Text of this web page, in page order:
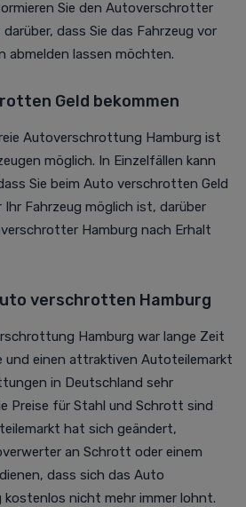
Sie den Autoverschrotter
dass Sie das Fahrzeug vor
abmelden lassen möchten.
Geld bekommen
Autoverschrottung Hamburg ist
möglich. In Einzelfällen kann
Sie beim Auto verschrotten Geld
Ihr Fahrzeug möglich ist, darüber
Hamburg nach Erhalt
verschrotten Hamburg
Hamburg war lange Zeit
und einen attraktiven Autoteilemarkt
in Deutschland sehr
Preise für Stahl und Schrott sind
hat sich geändert,
an Schrott oder einem
dass sich das Auto
nicht mehr immer lohnt.